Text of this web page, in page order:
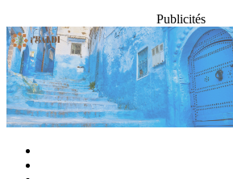
Publicités